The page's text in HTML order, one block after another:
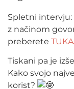
Spletni intervju:
z načinom
preberete
Tiskani pa je
Kako svojo
korist?